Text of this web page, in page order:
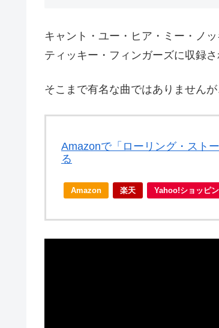
キャント・ユー・ヒア・ミー・ノ
ティッキー・フィンガーズに収録さ
そこまで有名な曲ではありません
Amazonで「ローリング・スト
る
Amazon 楽天 Yahoo!ショッピ